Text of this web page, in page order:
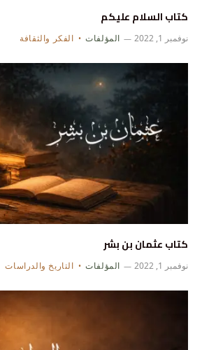
كتاب السلام عليكم
نوفمبر 1, 2022 المؤلفات الفكر والثقافة
كتاب عثمان بن بشر
نوفمبر 1, 2022 المؤلفات التاريخ والدراسات